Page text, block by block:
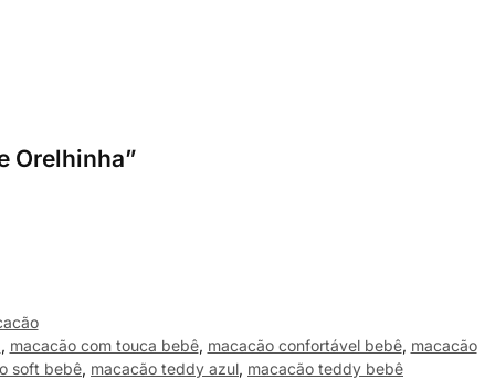
Orelhinha”
, macacão com touca bebê, macacão confortável bebê, macacão
soft bebê, macacão teddy azul, macacão teddy bebê